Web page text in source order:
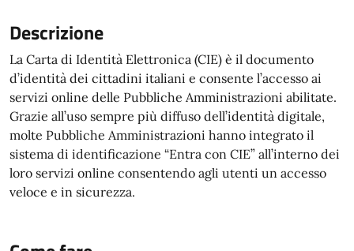
Descrizione
La Carta di Identità Elettronica (CIE) è il documento
d’identità dei cittadini italiani e consente l’accesso ai
servizi online delle Pubbliche Amministrazioni abilitate.
Grazie all’uso sempre più diffuso dell’identità digitale,
molte Pubbliche Amministrazioni hanno integrato il
sistema di identificazione “Entra con CIE” all’interno dei
loro servizi online consentendo agli utenti un accesso
veloce e in sicurezza.